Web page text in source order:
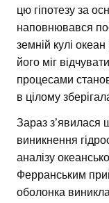
цю гіпотезу за
наповнювався
земній кулі
його міг
процесами
в цілому
Зараз з’явилася
виникнення
аналізу
Ферранським
оболонка